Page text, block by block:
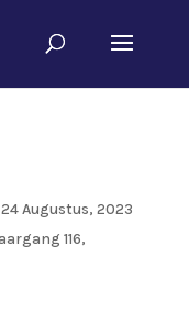
Augustus, 2023
116,